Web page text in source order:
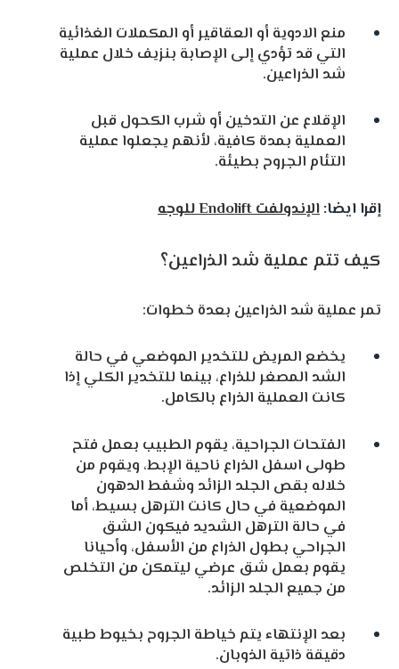
منع الادوية أو العقاقير أو المكملات الغذائية
التي قد تؤدي إلى الإصابة بنزيف خلال عملية
شد الذراعين.
الإقلاع عن التدخين أو شرب الكحول قبل
العملية بمدة كافية، لأنهم يجعلوا عملية
التئام الجروح بطيئة.
إقرا ايضا:الإندولفت Endolift للوجه
كيف تتم عملية شد الذراعين؟
تمر عملية شد الذراعين بعدة خطوات:
يخضع المريض للتخدير الموضعي في حالة
الشد المصغر للذراع، بينما للتخدير الكلي إذا
كانت العملية الذراع بالكامل.
الفتحات الجراحية، يقوم الطبيب بعمل فتح
طولى اسفل الذراع ناحية الإبط، ويقوم من
خلاله بقص الجلد الزائد وشفط الدهون
الموضعية في حال كانت الترهل بسيط، أما
في حالة الترهل الشديد فيكون الشق
الجراحي بطول الذراع من الأسفل، وأحيانا
يقوم بعمل شق عرضي ليتمكن من التخلص
من جميع الجلد الزائد.
بعد الإنتهاء يتم خياطة الجروح بخيوط طبية
دقيقة ذاتية الذوبان.